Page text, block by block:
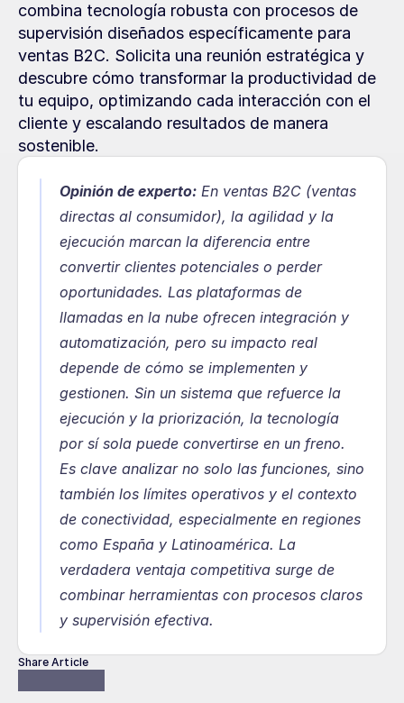
combina tecnología robusta con procesos de
supervisión diseñados específicamente para
ventas B2C. Solicita una reunión estratégica y
descubre cómo transformar la productividad de
tu equipo, optimizando cada interacción con el
cliente y escalando resultados de manera
sostenible.
Opinión de experto: En ventas B2C (ventas
directas al consumidor), la agilidad y la
ejecución marcan la diferencia entre
convertir clientes potenciales o perder
oportunidades. Las plataformas de
llamadas en la nube ofrecen integración y
automatización, pero su impacto real
depende de cómo se implementen y
gestionen. Sin un sistema que refuerce la
ejecución y la priorización, la tecnología
por sí sola puede convertirse en un freno.
Es clave analizar no solo las funciones, sino
también los límites operativos y el contexto
de conectividad, especialmente en regiones
como España y Latinoamérica. La
verdadera ventaja competitiva surge de
combinar herramientas con procesos claros
y supervisión efectiva.
Share Article